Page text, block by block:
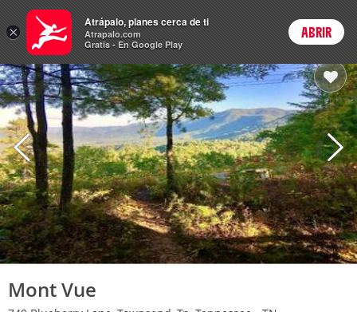
Hoteles Login
Mont Vue
×
Atrápalo, planes cerca de ti
Atrapalo.com
Gratis - En Google Play
ABRIR